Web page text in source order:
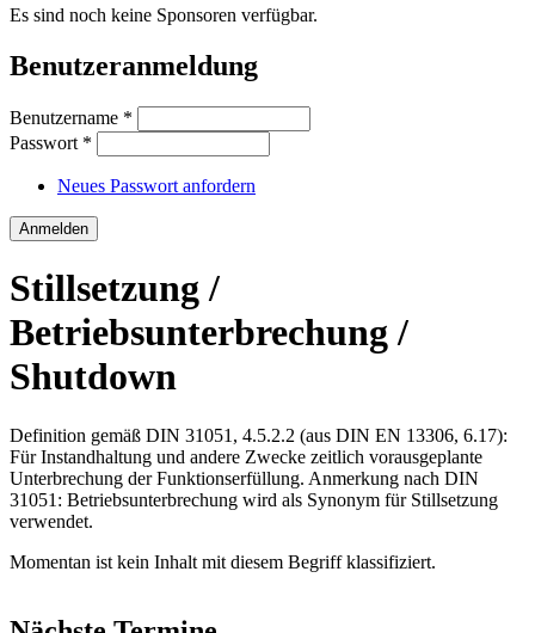
Es sind noch keine Sponsoren verfügbar.
Benutzeranmeldung
Benutzername *
Passwort *
Neues Passwort anfordern
Stillsetzung /
Betriebsunterbrechung /
Shutdown
Definition gemäß DIN 31051, 4.5.2.2 (aus DIN EN 13306, 6.17):
Für Instandhaltung und andere Zwecke zeitlich vorausgeplante
Unterbrechung der Funktionserfüllung. Anmerkung nach DIN
31051: Betriebsunterbrechung wird als Synonym für Stillsetzung
verwendet.
Momentan ist kein Inhalt mit diesem Begriff klassifiziert.